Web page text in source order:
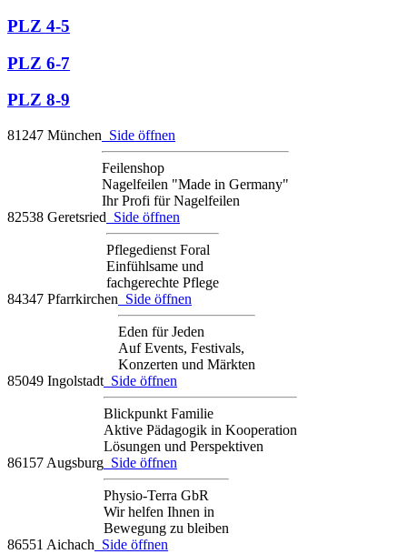
PLZ 4-5
PLZ 6-7
PLZ 8-9
81247 München Side öffnen
Feilenshop
Nagelfeilen "Made in Germany"
Ihr Profi für Nagelfeilen
82538 Geretsried Side öffnen
Pflegedienst Foral
Einfühlsame und
fachgerechte Pflege
84347 Pfarrkirchen Side öffnen
Eden für Jeden
Auf Events, Festivals,
Konzerten und Märkten
85049 Ingolstadt Side öffnen
Blickpunkt Familie
Aktive Pädagogik in Kooperation
Lösungen und Perspektiven
86157 Augsburg Side öffnen
Physio-Terra GbR
Wir helfen Ihnen in
Bewegung zu bleiben
86551 Aichach Side öffnen